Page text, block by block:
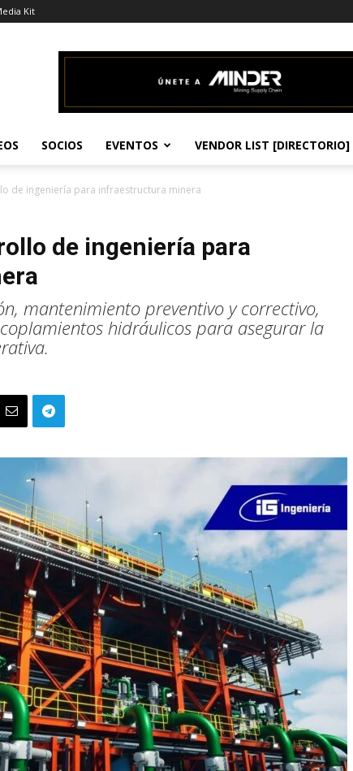
Kit
SOCIOS EVENTOS VENDOR LIST [DIRECTORIO]
de ingeniería para infraestructura minera
de ingeniería para
mantenimiento preventivo y correctivo,
hidráulicos para asegurar la